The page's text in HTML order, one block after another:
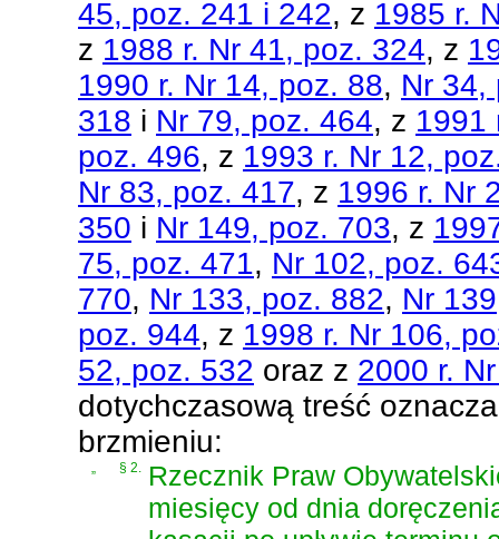
45, poz. 241 i 242, z 1985 r.
z 1988 r. Nr 41, poz. 324, z
1990 r. Nr 14, poz. 88, Nr 34,
318 i Nr 79, poz. 464, z 1991
poz. 496, z 1993 r. Nr 12,
Nr 83, poz. 417, z 1996 r. Nr
350 i Nr 149, poz. 703, z
75, poz. 471, Nr 102, poz.
770, Nr 133, poz. 882, Nr
poz. 944, z 1998 r. Nr 106,
52, poz. 532 oraz z 2000 r.
dotychczasową treść
brzmieniu:
§ 2.
Rzecznik Praw
miesięcy od dnia